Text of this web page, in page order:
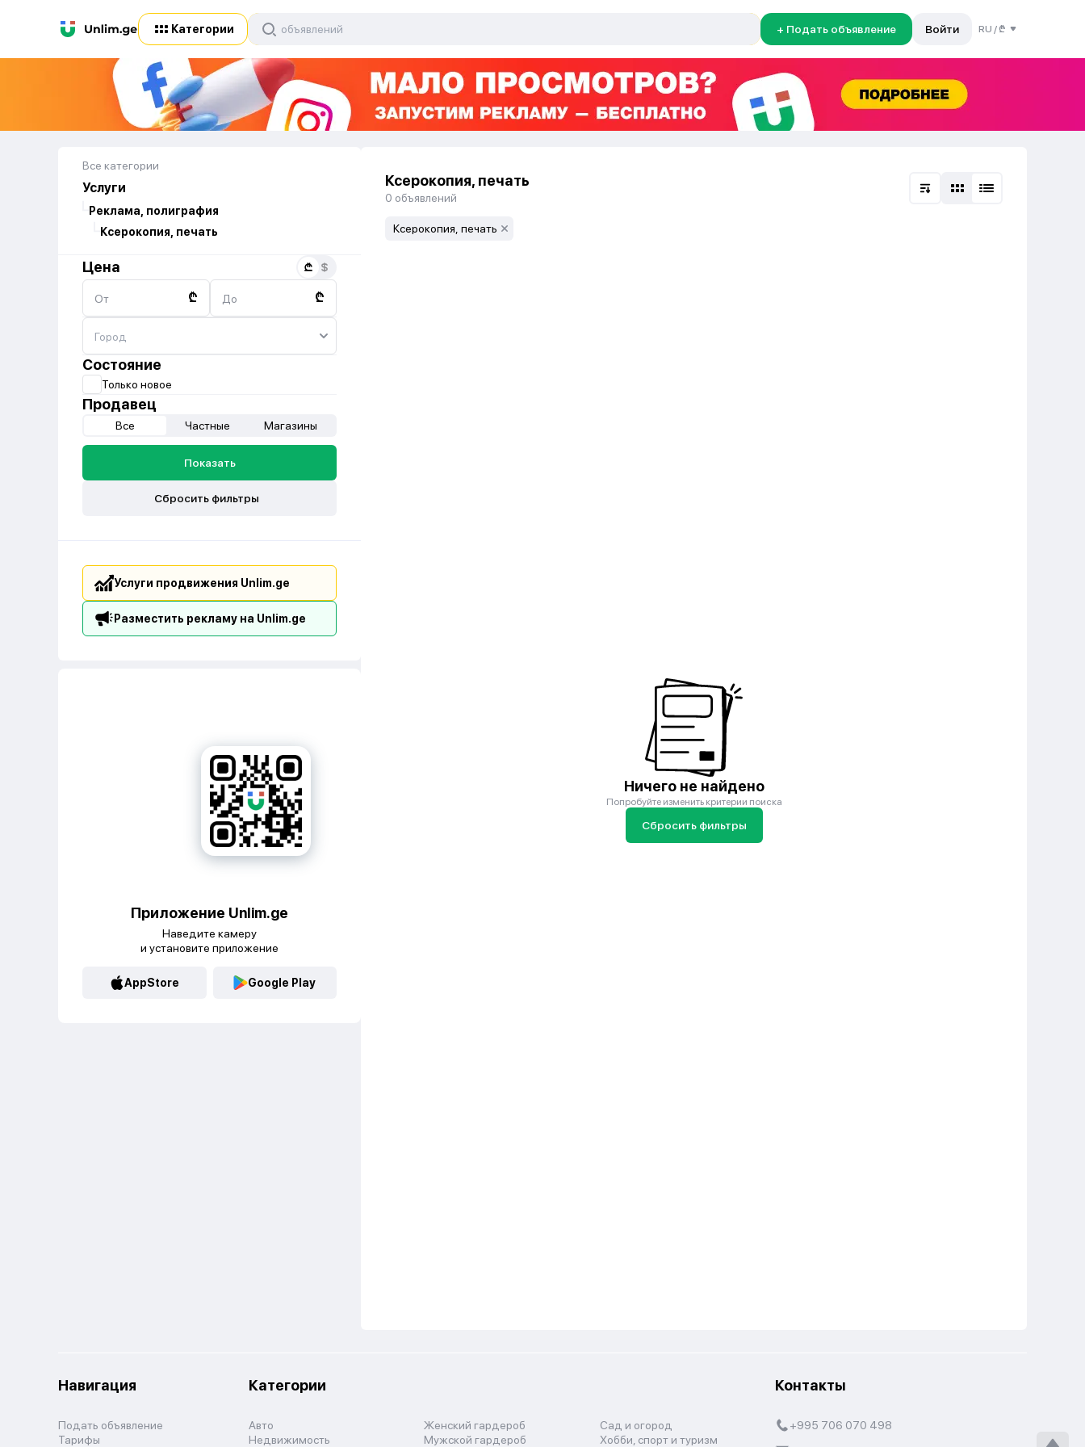
Категории + Подать объявление Войти RU /₾
Все категории
Услуги
Реклама, полиграфия
Ксерокопия, печать
Цена
От ₾ До ₾
Состояние
Только новое
Продавец
Все Частные Магазины
Показать
Сбросить фильтры
Услуги продвижения Unlim.ge
Разместить рекламу на Unlim.ge
Приложение Unlim.ge
Наведите камеру
и установите приложение
AppStore Google Play
Ксерокопия, печать
0 объявлений
Ксерокопия, печать
Ничего не найдено
Попробуйте изменить критерии поиска
Сбросить фильтры
Навигация
Подать объявление
Тарифы
Категории
Авто
Недвижимость
Женский гардероб
Мужской гардероб
Сад и огород
Хобби, спорт и туризм
Контакты
+995 706 070 498